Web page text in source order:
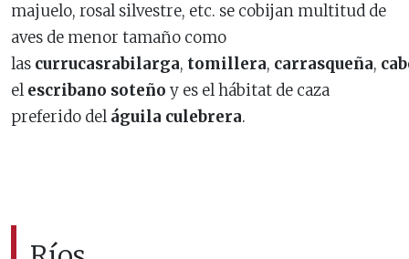
majuelo, rosal silvestre, etc. se cobijan multitud de
aves de menor tamaño como
las currucasrabilarga, tomillera, carrasqueña,
elescribano soteño y es el hábitat de caza
preferido deláguila culebrera.